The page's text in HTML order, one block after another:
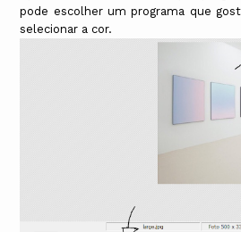
pode escolher um programa que
selecionar a cor.